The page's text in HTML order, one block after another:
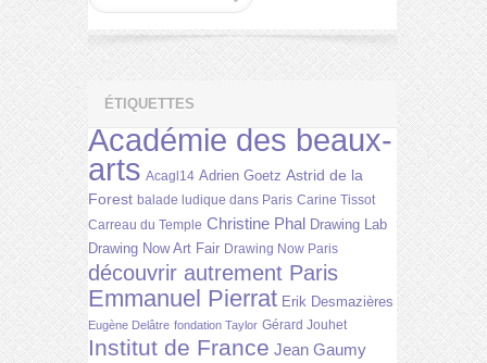
ÉTIQUETTES
Académie des beaux-
arts Acagl14 Adrien Goetz Astrid de la
Forest balade ludique dans Paris Carine Tissot
Carreau du Temple Christine Phal Drawing Lab
Drawing Now Art Fair Drawing Now Paris
découvrir autrement Paris
Emmanuel Pierrat Erik Desmazières
Eugène Delâtre fondation Taylor Gérard Jouhet
Institut de France Jean Gaumy